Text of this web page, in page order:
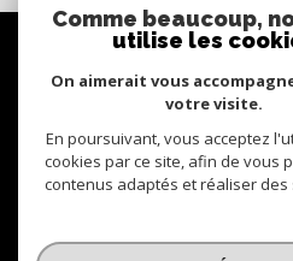
© 2026 | TOUS DROITS RÉSERVÉS |
Comme beaucoup,
utilise les
On aimerait vous
votre visite.
En poursuivant, vous acceptez
cookies par ce site, afin de vous
contenus adaptés et réaliser des